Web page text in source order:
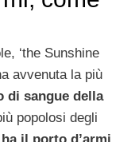
‘the Sunshine
avvenuta la più
di sangue della
popolosi degli